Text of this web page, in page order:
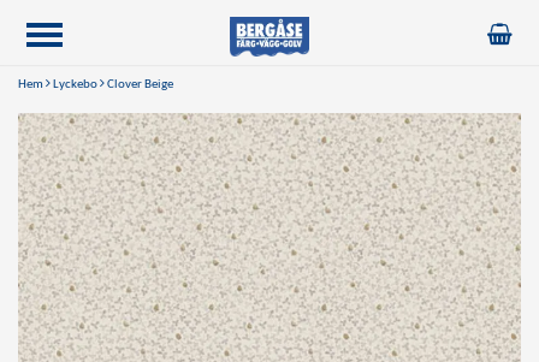
Hem Lyckebo Clover Beige